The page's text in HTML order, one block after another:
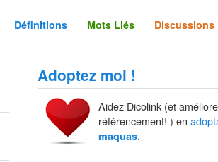
Définitions Mots Liés Discussions
Adoptez moi !
Aidez Dicolink (et
référencement! ) en
maquas.